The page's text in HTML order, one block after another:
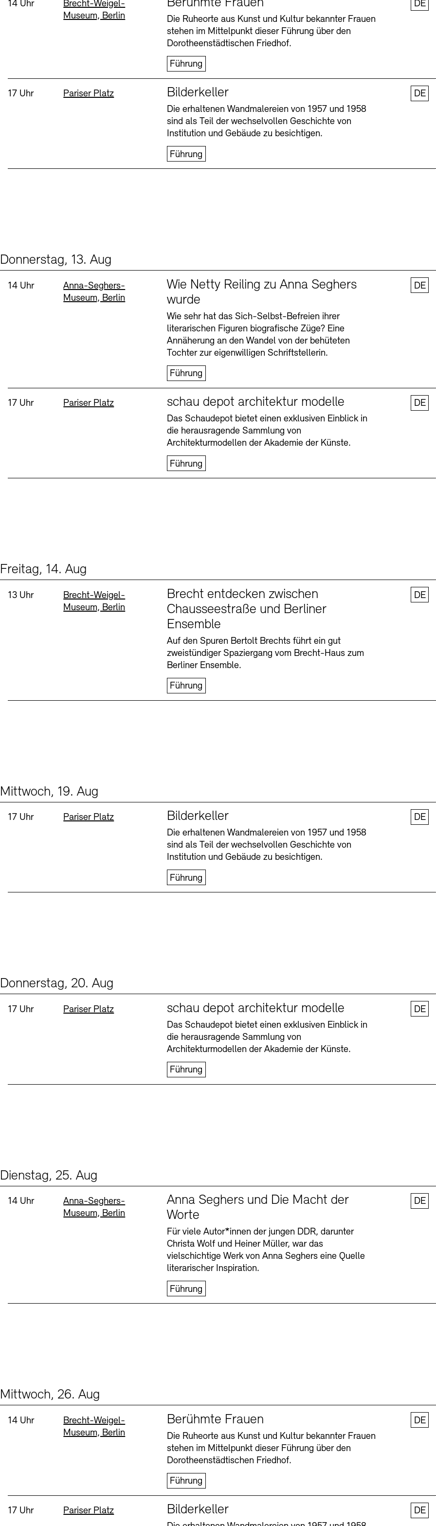
Buchläden
Öffnungszeiten Barrierefreiheit Newsletter
Vermittlungsprogramm
Öffnungszeiten Barrierefreiheit Newsletter
Uhrzeit:
14 Uhr Standort
Brecht-Weigel-
Museum, Berlin
Die Ruheorte aus Kunst und Kultur bekannter Frauen
stehen im Mittelpunkt dieser Führung über den
Dorotheenstädtischen Friedhof.
Führung
DE
Uhrzeit:
17 Uhr Standort
Pariser Platz Bilderkeller
Die erhaltenen Wandmalereien von 1957 und 1958
sind als Teil der wechselvollen Geschichte von
Institution und Gebäude zu besichtigen.
Führung
DE
Donnerstag, 13. Aug
Uhrzeit:
14 Uhr Standort
Anna-Seghers-
Museum, Berlin
Wie Netty Reiling zu Anna Seghers
wurde
Wie sehr hat das Sich-Selbst-Befreien ihrer
literarischen Figuren biografische Züge? Eine
Annäherung an den Wandel von der behüteten
Tochter zur eigenwilligen Schriftstellerin.
Führung
DE
Uhrzeit:
17 Uhr Standort
Pariser Platz schau depot architektur modelle
Das Schaudepot bietet einen exklusiven Einblick in
die herausragende Sammlung von
Architekturmodellen der Akademie der Künste.
Führung
DE
Freitag, 14. Aug
Uhrzeit:
13 Uhr Standort
Brecht-Weigel-
Museum, Berlin
Brecht entdecken zwischen
Chausseestraße und Berliner
Ensemble
Auf den Spuren Bertolt Brechts führt ein gut
zweistündiger Spaziergang vom Brecht-Haus zum
Berliner Ensemble.
Führung
DE
Mittwoch, 19. Aug
Uhrzeit:
17 Uhr Standort
Pariser Platz Bilderkeller
Die erhaltenen Wandmalereien von 1957 und 1958
sind als Teil der wechselvollen Geschichte von
Institution und Gebäude zu besichtigen.
Führung
DE
Donnerstag, 20. Aug
Uhrzeit:
17 Uhr Standort
Pariser Platz schau depot architektur modelle
Das Schaudepot bietet einen exklusiven Einblick in
die herausragende Sammlung von
Architekturmodellen der Akademie der Künste.
Führung
DE
Dienstag, 25. Aug
Uhrzeit:
14 Uhr Standort
Anna-Seghers-
Museum, Berlin
Anna Seghers und Die Macht der
Worte
Für viele Autor*innen der jungen DDR, darunter
Christa Wolf und Heiner Müller, war das
vielschichtige Werk von Anna Seghers eine Quelle
literarischer Inspiration.
Führung
DE
Mittwoch, 26. Aug
Uhrzeit:
14 Uhr Standort
Brecht-Weigel-
Museum, Berlin
Berühmte Frauen
Die Ruheorte aus Kunst und Kultur bekannter Frauen
stehen im Mittelpunkt dieser Führung über den
Dorotheenstädtischen Friedhof.
Führung
DE
Uhrzeit:
17 Uhr Standort
Pariser Platz Bilderkeller
DE